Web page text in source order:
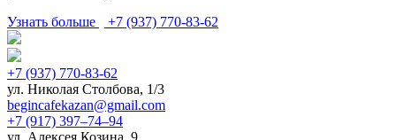
Узнать больше
+7 (937) 770-83-62
+7 (937) 770-83-62
ул. Николая Столбова, 1/3
begincafekazan@gmail.com
+7 (917) 397‒74‒94
ул. Алексея Козина, 9